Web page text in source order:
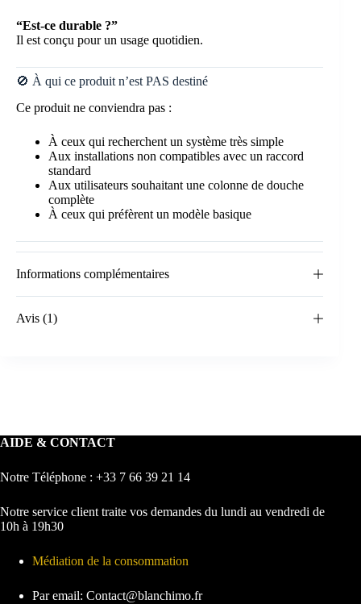
“Est-ce durable ?”
Il est conçu pour un usage quotidien.
🚫 À qui ce produit n’est PAS destiné
Ce produit ne conviendra pas :
À ceux qui recherchent un système très simple
Aux installations non compatibles avec un raccord
standard
Aux utilisateurs souhaitant une colonne de douche
complète
À ceux qui préfèrent un modèle basique
Informations complémentaires
Avis (1)
AIDE & CONTACT
Notre Téléphone : +33 7 66 39 21 14
Notre service client traite vos demandes du lundi au vendredi de
10h à 19h30
Médiation de la consommation
Par email: Contact@blanchimo.fr